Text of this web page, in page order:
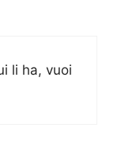
li ha, vuoi